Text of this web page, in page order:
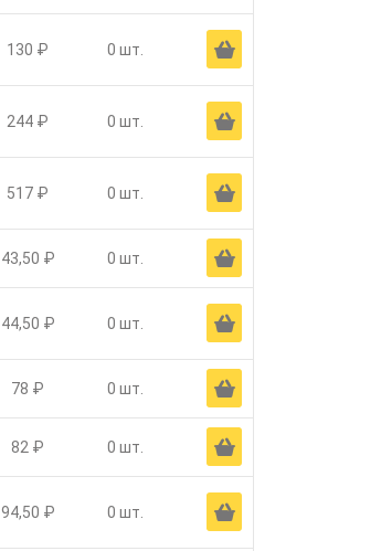
130 ₽ 0 шт. Ä
244 ₽ 0 шт. Ä
517 ₽ 0 шт. Ä
43,50 ₽ 0 шт. Ä
44,50 ₽ 0 шт. Ä
78 ₽ 0 шт. Ä
82 ₽ 0 шт. Ä
94,50 ₽ 0 шт. Ä